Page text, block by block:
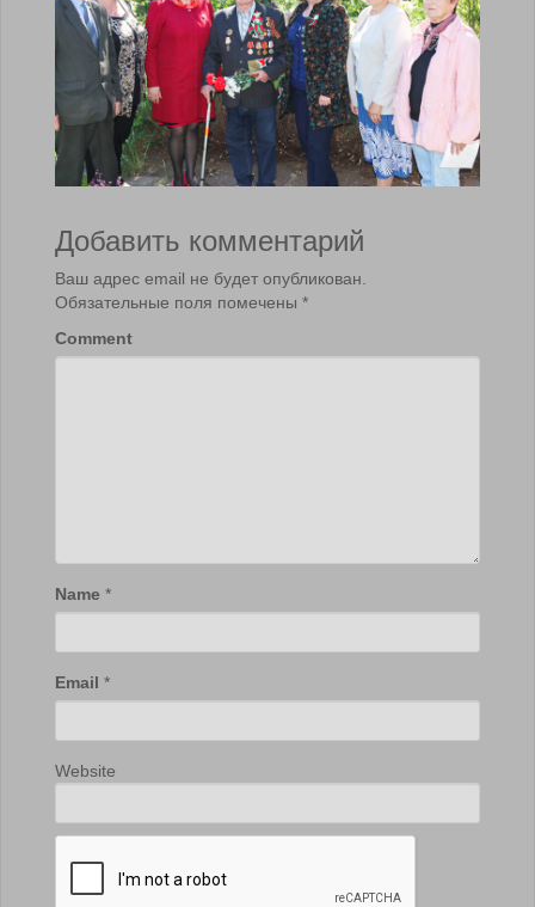
Добавить комментарий
Ваш адрес email не будет опубликован.
Обязательные поля помечены *
Comment
Name *
Email *
Website